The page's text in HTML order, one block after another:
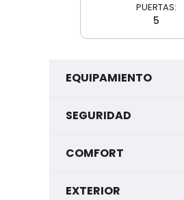
PUERTAS:
5
EQUIPAMIENTO
SEGURIDAD
COMFORT
EXTERIOR